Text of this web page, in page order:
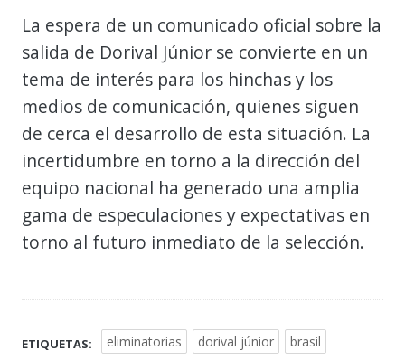
La espera de un comunicado oficial sobre la
salida de Dorival Júnior se convierte en un
tema de interés para los hinchas y los
medios de comunicación, quienes siguen
de cerca el desarrollo de esta situación. La
incertidumbre en torno a la dirección del
equipo nacional ha generado una amplia
gama de especulaciones y expectativas en
torno al futuro inmediato de la selección.
ETIQUETAS: eliminatorias dorival júnior brasil